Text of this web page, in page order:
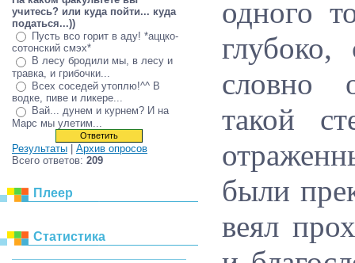
учитесь? или куда пойти... куда
податься...))
Пусть всо горит в аду! *аццко-
сотонский смэх*
В лесу бродили мы, в лесу и
травка, и грибочки...
Всех соседей утоплю!^^ В
водке, пиве и ликере...
Вай... дунем и курнем? И на
Марс мы улетим...
Результаты
Архив опросов
Всего ответов: 209
Плеер
Статистика
одного
глубоко,
словно
такой
были
веял